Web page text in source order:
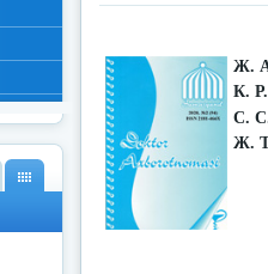
Ж.
К.
С.
Ж.